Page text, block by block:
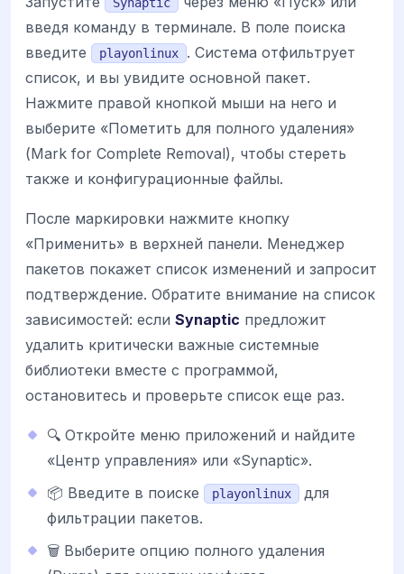
Synaptic
введя команду в терминале. В поле поиска
введите
playonlinux
. Система отфильтрует
список, и вы увидите основной пакет.
Нажмите правой кнопкой мыши на него и
выберите «Пометить для полного удаления»
(Mark for Complete Removal), чтобы стереть
также и конфигурационные файлы.
После маркировки нажмите кнопку
«Применить» в верхней панели. Менеджер
пакетов покажет список изменений и запросит
подтверждение. Обратите внимание на список
зависимостей: если Synaptic предложит
удалить критически важные системные
библиотеки вместе с программой,
остановитесь и проверьте список еще раз.
🔍 Откройте меню приложений и найдите
«Центр управления» или «Synaptic».
📦 Введите в поиске
playonlinux
для
фильтрации пакетов.
🗑️ Выберите опцию полного удаления